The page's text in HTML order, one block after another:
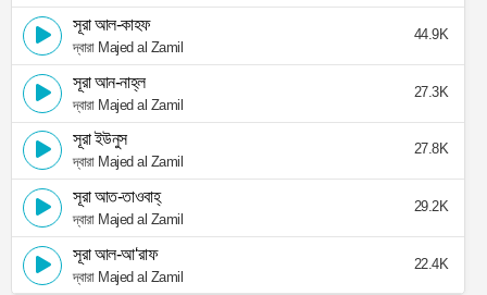
সূরা আল-কাহফ
দ্বারা Majed al Zamil
44.9K
সূরা আন-নাহ্‌ল
দ্বারা Majed al Zamil
27.3K
সূরা ইউনুস
দ্বারা Majed al Zamil
27.8K
সূরা আত-তাওবাহ্
দ্বারা Majed al Zamil
29.2K
সূরা আল-আ‘রাফ
দ্বারা Majed al Zamil
22.4K